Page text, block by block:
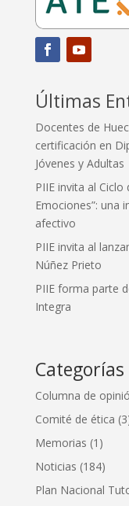
Últimas
Docentes de
certificación en
Jóvenes y Adultas
PIIE invita al
Emociones”: una
afectivo
PIIE invita al
Núñez Prieto
PIIE forma parte
Integra
Categorías
Columna de
Comité de ética
Memorias (1)
Noticias (184)
Plan Nacional